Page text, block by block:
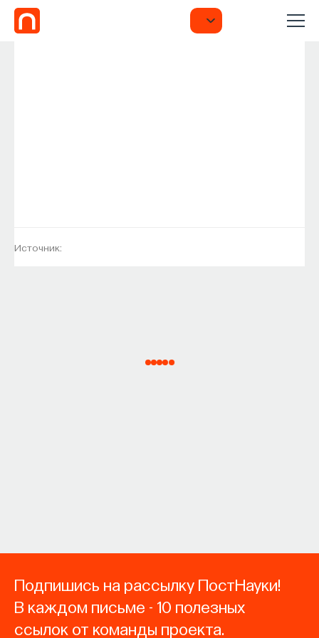
Источник:
Подпишись на рассылку ПостНауки!
В каждом письме - 10 полезных
ссылок от команды проекта.